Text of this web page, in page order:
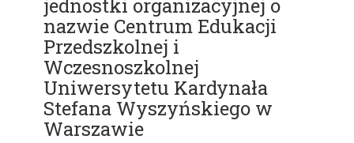
jednostki organizacyjnej o
nazwie Centrum Edukacji
Przedszkolnej i
Wczesnoszkolnej
Uniwersytetu Kardynała
Stefana Wyszyńskiego w
Warszawie